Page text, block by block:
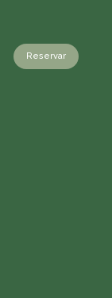
Reservar